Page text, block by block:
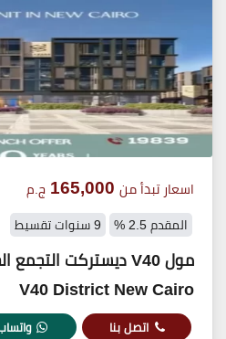
اسعار تبدأ من 165,000 ج.م
المقدم 2.5 % 9 سنوات تقسيط
V40 District New Cairo
اتصل بنا